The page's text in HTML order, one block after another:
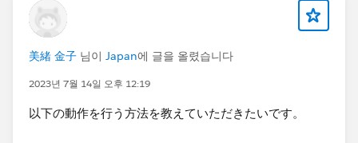
美緒 金子 님이 Japan에 글을 올렸습니다
2023년 7월 14일 오후 12:19
​以下の動作を行う方法を教えていただきたいです。